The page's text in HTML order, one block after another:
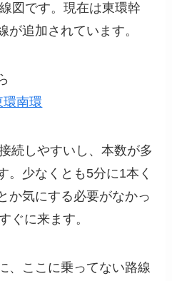
図です。現在は東環幹
が追加されています。
南環
続しやすいし、本数が多
。少なくとも5分に1本く
か気にする必要がなかっ
ぐに来ます。
、ここに乗ってない路線